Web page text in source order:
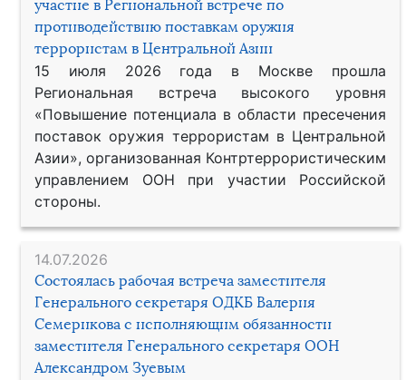
участие в Региональной встрече по
противодействию поставкам оружия
террористам в Центральной Азии
15 июля 2026 года в Москве прошла
Региональная встреча высокого уровня
«Повышение потенциала в области пресечения
поставок оружия террористам в Центральной
Азии», организованная Контртеррористическим
управлением ООН при участии Российской
стороны.
14.07.2026
Состоялась рабочая встреча заместителя
Генерального секретаря ОДКБ Валерия
Семерикова с исполняющим обязанности
заместителя Генерального секретаря ООН
Александром Зуевым